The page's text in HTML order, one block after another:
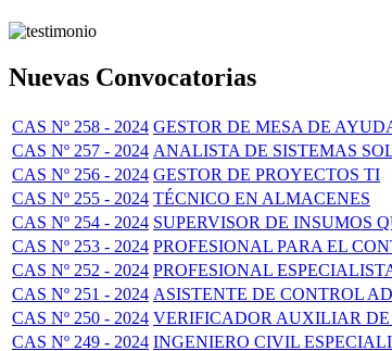
Nuevas Convocatorias
CAS Nº 258 - 2024 GESTOR DE MESA DE
CAS Nº 257 - 2024 ANALISTA DE SISTEMAS
CAS Nº 256 - 2024 GESTOR DE PROYECTOS TI
CAS Nº 255 - 2024 TÉCNICO EN ALMACENES
CAS Nº 254 - 2024 SUPERVISOR DE INSUMOS
CAS Nº 253 - 2024 PROFESIONAL PARA EL
CAS Nº 252 - 2024 PROFESIONAL
CAS Nº 251 - 2024 ASISTENTE DE CONTROL
CAS Nº 250 - 2024 VERIFICADOR AUXILIAR
CAS Nº 249 - 2024 INGENIERO CIVIL